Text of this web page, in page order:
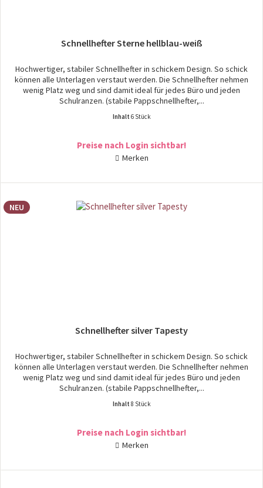
Schnellhefter Sterne hellblau-weiß
Hochwertiger, stabiler Schnellhefter in schickem Design. So schick
können alle Unterlagen verstaut werden. Die Schnellhefter nehmen
wenig Platz weg und sind damit ideal für jedes Büro und jeden
Schulranzen. (stabile Pappschnellhefter,...
Inhalt 6 Stück
Preise nach Login sichtbar!
Merken
NEU
Schnellhefter silver Tapesty
Hochwertiger, stabiler Schnellhefter in schickem Design. So schick
können alle Unterlagen verstaut werden. Die Schnellhefter nehmen
wenig Platz weg und sind damit ideal für jedes Büro und jeden
Schulranzen. (stabile Pappschnellhefter,...
Inhalt 8 Stück
Preise nach Login sichtbar!
Merken